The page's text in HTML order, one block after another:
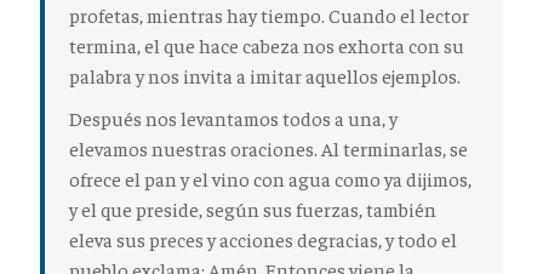
profetas, mientras hay tiempo. Cuando el lector
termina, el que hace cabeza nos exhorta con su
palabra y nos invita a imitar aquellos ejemplos.
Después nos levantamos todos a una, y
elevamos nuestras oraciones. Al terminarlas, se
ofrece el pan y el vino con agua como ya dijimos,
y el que preside, según sus fuerzas, también
eleva sus preces y acciones degracias, y todo el
pueblo exclama: Amén. Entonces viene la